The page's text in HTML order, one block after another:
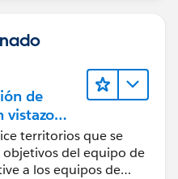
de
vistazo
territorios que se
del equipo de
a los equipos de